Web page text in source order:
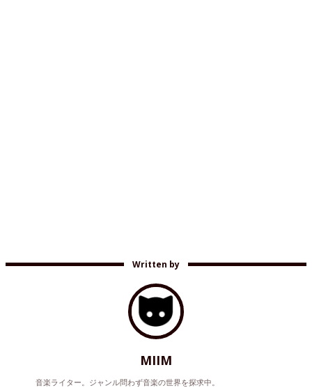
Written by
MIIM
音楽ライター。ジャンル問わず音楽の世界を探求中。